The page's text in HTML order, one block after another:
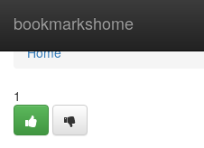
bookmarkshome
Home
Home
1